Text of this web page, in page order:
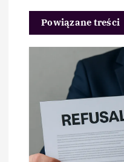
Powiązane treści